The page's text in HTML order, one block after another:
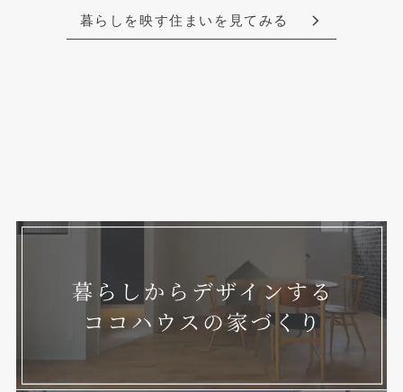
暮らしを映す住まいを見てみる